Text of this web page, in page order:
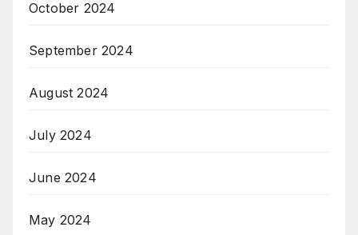
October 2024
September 2024
August 2024
July 2024
June 2024
May 2024